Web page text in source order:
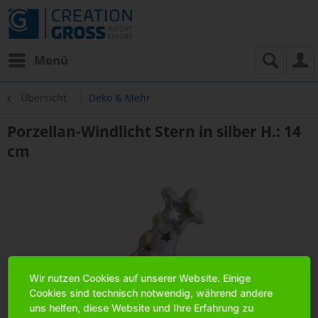
Menü
Übersicht Deko & Mehr
Porzellan-Windlicht Stern in silber H.: 14
cm
Wir nutzen Cookies auf unserer Website. Einige
Cookies sind technisch notwendig, während andere
uns helfen, diese Website und Ihre Erfahrung zu